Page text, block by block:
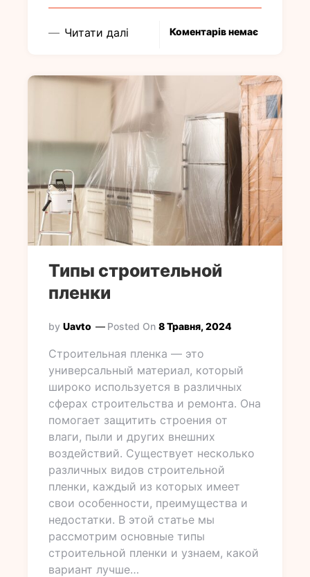
Читати далі Коментарів немає
Типы строительной
пленки
by Uavto Posted On 8 Травня, 2024
Строительная пленка — это
универсальный материал, который
широко используется в различных
сферах строительства и ремонта. Она
помогает защитить строения от
влаги, пыли и других внешних
воздействий. Существует несколько
различных видов строительной
пленки, каждый из которых имеет
свои особенности, преимущества и
недостатки. В этой статье мы
рассмотрим основные типы
строительной пленки и узнаем, какой
вариант лучше…